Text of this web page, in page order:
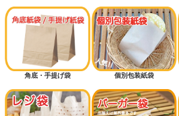
角底・手提げ袋 個別包装紙袋